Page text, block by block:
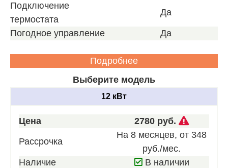
Подключение
термостата
Да
Погодное управление Да
Подробнее
Выберите модель
12 кВт
Цена 2780 руб.
для
нашего
Рассрочка
На 8 месяцев, от 348
руб./мес.
Наличие
В наличии